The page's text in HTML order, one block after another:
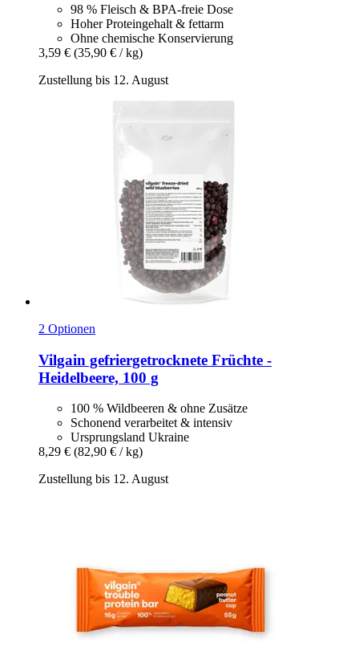
98 % Fleisch & BPA-freie Dose
Hoher Proteingehalt & fettarm
Ohne chemische Konservierung
3,59 € (35,90 € / kg)
Zustellung bis 12. August
2 Optionen
Vilgain gefriergetrocknete Früchte -​
Heidelbeere, 100 g
100 % Wildbeeren & ohne Zusätze
Schonend verarbeitet & intensiv
Ursprungsland Ukraine
8,29 € (82,90 € / kg)
Zustellung bis 12. August